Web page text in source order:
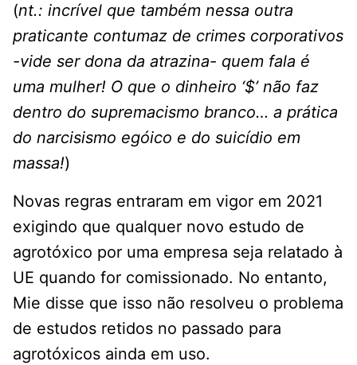
(nt.: incrível que também nessa outra
praticante contumaz de crimes corporativos
-vide ser dona da atrazina- quem fala é
uma mulher! O que o dinheiro ‘$’ não faz
dentro do supremacismo branco… a prática
do narcisismo egóico e do suicídio em
massa!)
Novas regras entraram em vigor em 2021
exigindo que qualquer novo estudo de
agrotóxico por uma empresa seja relatado à
UE quando for comissionado. No entanto,
Mie disse que isso não resolveu o problema
de estudos retidos no passado para
agrotóxicos ainda em uso.